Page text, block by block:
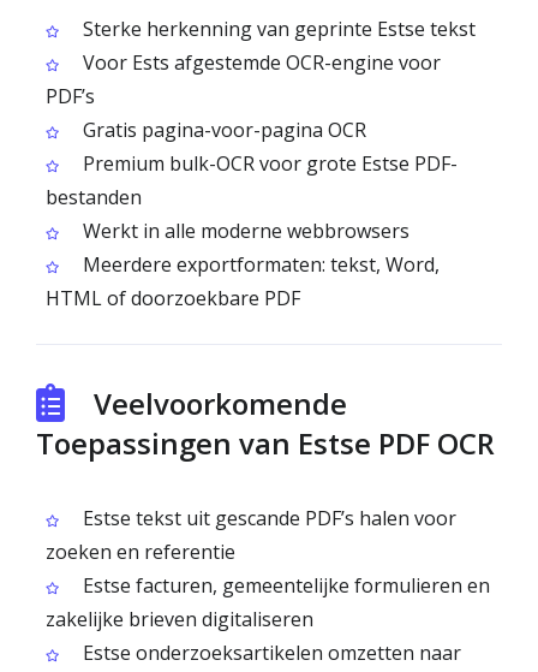
Sterke herkenning van geprinte Estse tekst
Voor Ests afgestemde OCR-engine voor
PDF’s
Gratis pagina-voor-pagina OCR
Premium bulk-OCR voor grote Estse PDF-
bestanden
Werkt in alle moderne webbrowsers
Meerdere exportformaten: tekst, Word,
HTML of doorzoekbare PDF
Veelvoorkomende
Toepassingen van Estse PDF OCR
Estse tekst uit gescande PDF’s halen voor
zoeken en referentie
Estse facturen, gemeentelijke formulieren en
zakelijke brieven digitaliseren
Estse onderzoeksartikelen omzetten naar